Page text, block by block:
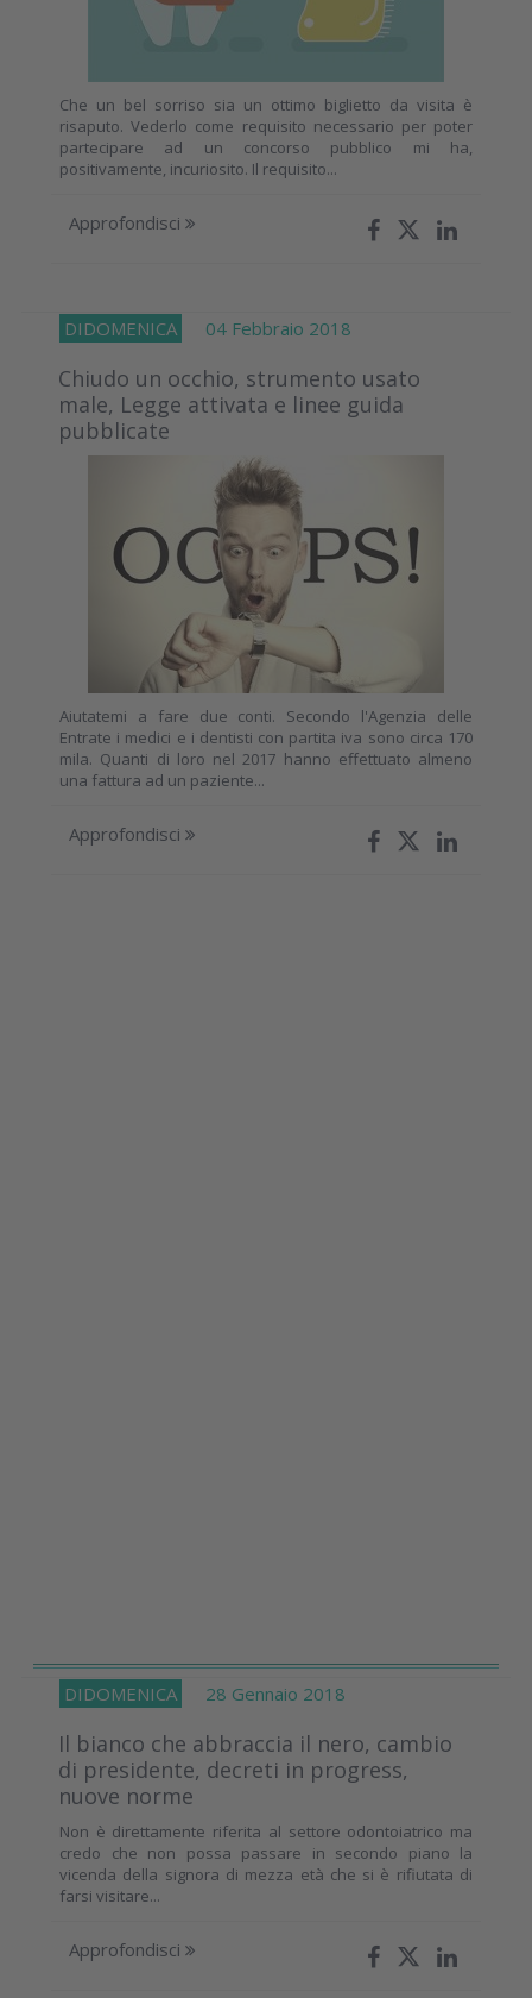
Che un bel sorriso sia un ottimo biglietto da visita è
risaputo. Vederlo come requisito necessario per poter
partecipare ad un concorso pubblico mi ha,
positivamente, incuriosito. Il requisito...
Approfondisci
DIDOMENICA 04 Febbraio 2018
Chiudo un occhio, strumento usato
male, Legge attivata e linee guida
pubblicate
Aiutatemi a fare due conti. Secondo l'Agenzia delle
Entrate i medici e i dentisti con partita iva sono circa 170
mila. Quanti di loro nel 2017 hanno effettuato almeno
una fattura ad un paziente...
Approfondisci
DIDOMENICA 28 Gennaio 2018
Il bianco che abbraccia il nero, cambio
di presidente, decreti in progress,
nuove norme
Non è direttamente riferita al settore odontoiatrico ma
credo che non possa passare in secondo piano la
vicenda della signora di mezza età che si è rifiutata di
farsi visitare...
Approfondisci